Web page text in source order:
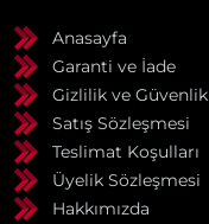
Anasayfa
Garanti ve İade
Gizlilik ve Güvenlik
Satış Sözleşmesi
Teslimat Koşulları
Üyelik Sözleşmesi
Hakkımızda